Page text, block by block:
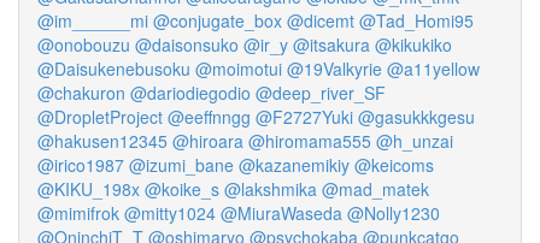
@im______mi @conjugate_box @dicemt @Tad_Homi95
@onobouzu @daisonsuko @ir_y @itsakura @kikukiko
@Daisukenebusoku @moimotui @19Valkyrie @a11yellow
@chakuron @dariodiegodio @deep_river_SF
@DropletProject @eeffnngg @F2727Yuki @gasukkkgesu
@hakusen12345 @hiroara @hiromama555 @h_unzai
@irico1987 @izumi_bane @kazanemikiy @keicoms
@KIKU_198x @koike_s @lakshmika @mad_matek
@mimifrok @mitty1024 @MiuraWaseda @Nolly1230
@OninchiT_T @oshimaryo @psychokaba @punkcatgo